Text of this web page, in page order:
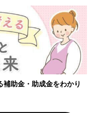
ストライプサロペ
助金・助成金をわかり